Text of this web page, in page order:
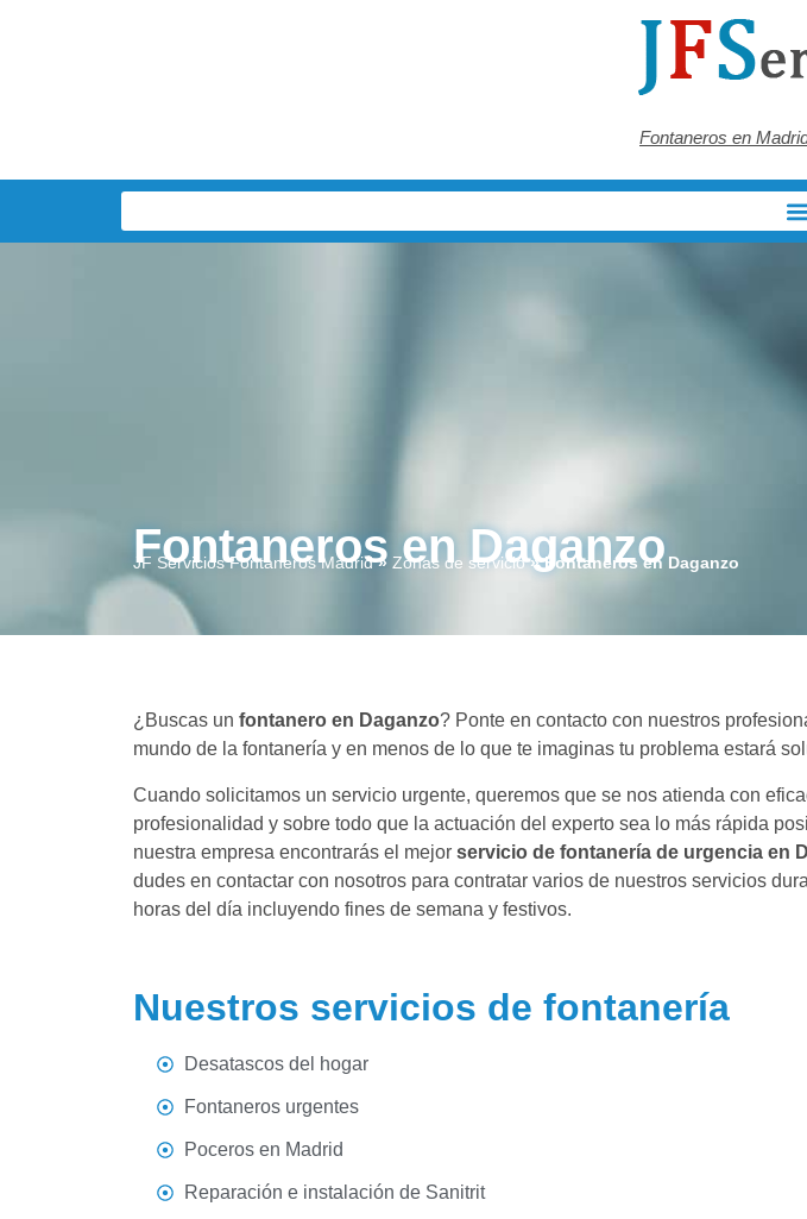
Fontaneros en
Fontaneros en Daganzo
JF Servicios Fontaneros Madrid» Zonas de servicio»Fontaneros en Daganzo
¿Buscas un fontanero en Daganzo? Ponte en contacto con nuestros
mundo de la fontanería y en menos de lo que te imaginas tu problema estará
Cuando solicitamos un servicio urgente, queremos que se nos atienda con
profesionalidad y sobre todo que la actuación del experto sea lo más rápida
nuestra empresa encontrarás el mejor servicio de fontanería de urgencia en
dudes en contactar con nosotros para contratar varios de nuestros servicios
horas del día incluyendo fines de semana y festivos.
Nuestros servicios de fontanería
Desatascos del hogar
Fontaneros urgentes
Poceros en Madrid
Reparación e instalación de Sanitrit